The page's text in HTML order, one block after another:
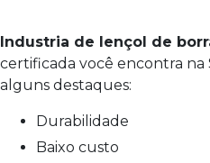
Industria de lençol de
certificada você encontra na
alguns destaques:
durabilidade
baixo custo